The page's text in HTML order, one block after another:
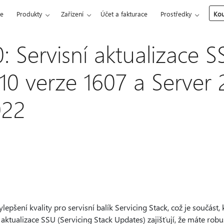
Produkty Zařízení Účet a fakturace Prostředky
Servisní aktualizace
verze 1607 a Server
kvality pro servisní balík Servicing Stack, což je
SSU (Servicing Stack Updates) zajišťují, že máte